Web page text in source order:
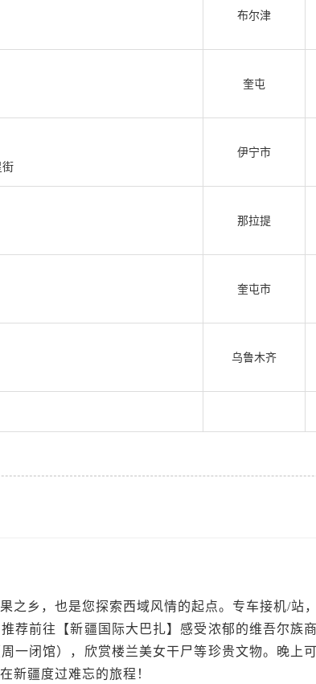
布尔津
奎屯
街
伊宁市
那拉提
奎屯市
乌鲁木齐
之乡，也是您探索西域风情的起点。专车接机/站
荐前往【新疆国际大巴扎】感受浓郁的维吾尔族
一闭馆），欣赏楼兰美女干尸等珍贵文物。晚上
新疆度过难忘的旅程！